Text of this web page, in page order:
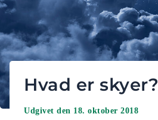
Hvad er skyer?
Udgivet den 18. oktober 2018